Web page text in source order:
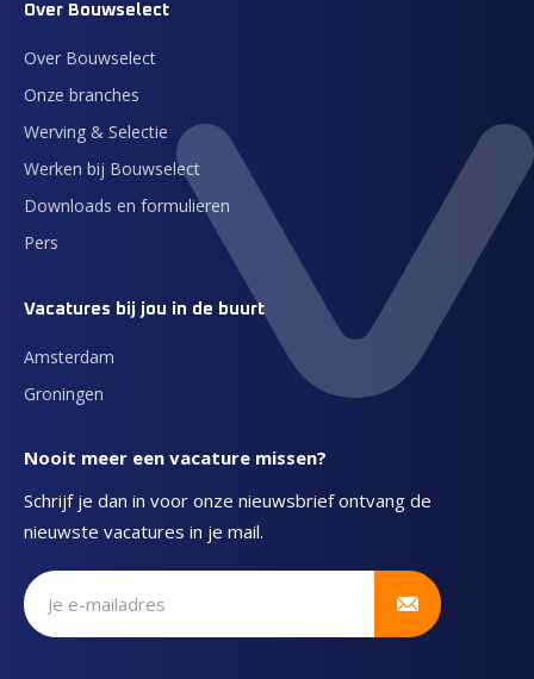
Over Bouwselect
Over Bouwselect
Onze branches
Werving & Selectie
Werken bij Bouwselect
Downloads en formulieren
Pers
Vacatures bij jou in de buurt
Amsterdam
Groningen
Nooit meer een vacature missen?
Schrijf je dan in voor onze nieuwsbrief ontvang de
nieuwste vacatures in je mail.
Schrijf je in voor onze nieuwsbrief